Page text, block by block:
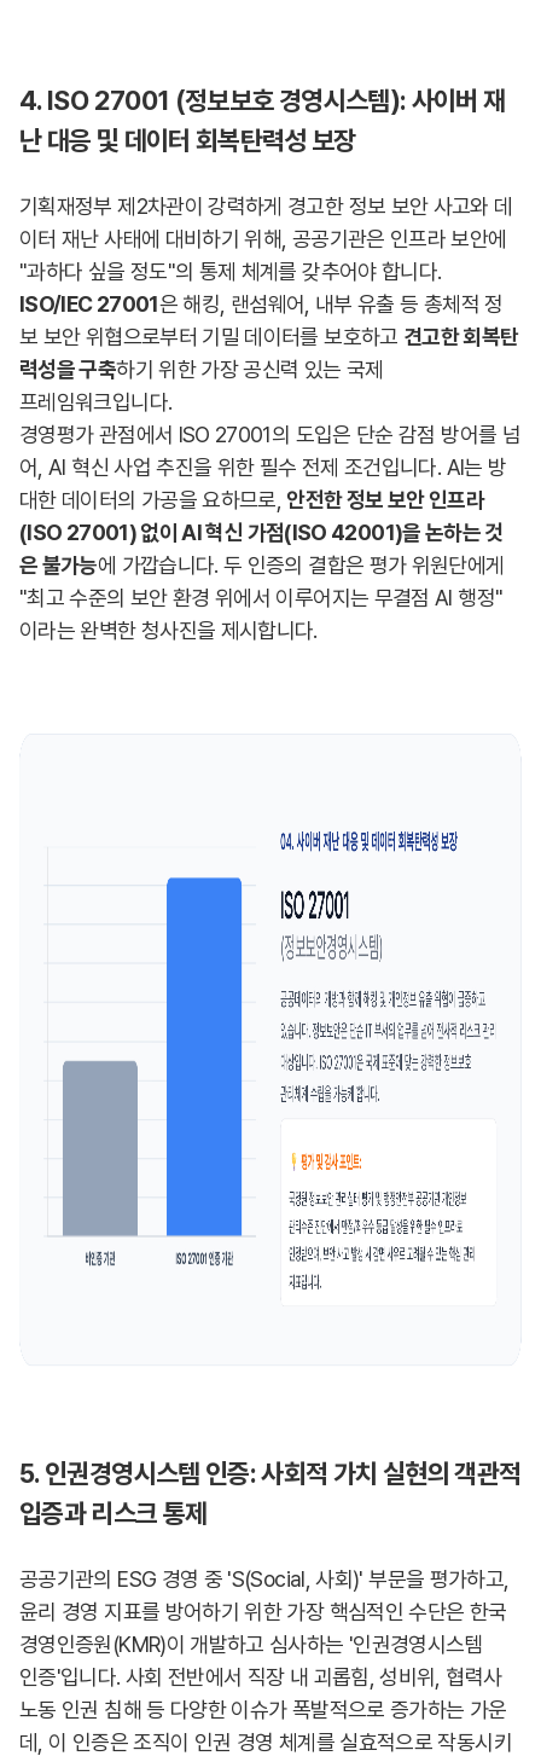
4. ISO 27001 (정보보호 경영시스템): 사이버 재
난 대응 및 데이터 회복탄력성 보장
기획재정부 제2차관이 강력하게 경고한 정보 보안 사고와 데
이터 재난 사태에 대비하기 위해, 공공기관은 인프라 보안에
"과하다 싶을 정도"의 통제 체계를 갖추어야 합니다.
ISO/IEC 27001은 해킹, 랜섬웨어, 내부 유출 등 총체적 정
보 보안 위협으로부터 기밀 데이터를 보호하고 견고한 회복탄
력성을 구축하기 위한 가장 공신력 있는 국제
프레임워크입니다.
경영평가 관점에서 ISO 27001의 도입은 단순 감점 방어를 넘
어, AI 혁신 사업 추진을 위한 필수 전제 조건입니다. AI는 방
대한 데이터의 가공을 요하므로,안전한 정보 보안 인프라
(ISO 27001) 없이 AI 혁신 가점(ISO 42001)을 논하는 것
은 불가능에 가깝습니다. 두 인증의 결합은 평가 위원단에게
"최고 수준의 보안 환경 위에서 이루어지는 무결점 AI 행정"
이라는 완벽한 청사진을 제시합니다.
5. 인권경영시스템 인증: 사회적 가치 실현의 객관적
입증과 리스크 통제
공공기관의 ESG 경영 중 'S(Social, 사회)' 부문을 평가하고,
윤리 경영 지표를 방어하기 위한 가장 핵심적인 수단은 한국
경영인증원(KMR)이 개발하고 심사하는 '인권경영시스템
인증'입니다. 사회 전반에서 직장 내 괴롭힘, 성비위, 협력사
노동 인권 침해 등 다양한 이슈가 폭발적으로 증가하는 가운
데, 이 인증은 조직이 인권 경영 체계를 실효적으로 작동시키